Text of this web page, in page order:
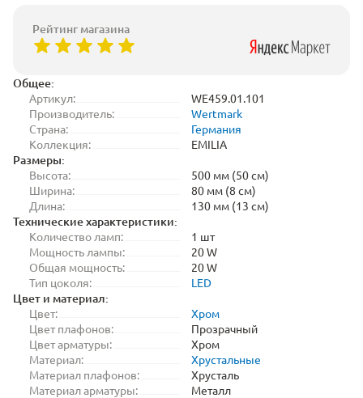
Общее:
Артикул:
WE459.01.101
Производитель:
Wertmark
Страна:
Германия
Коллекция:
EMILIA
Размеры:
Высота:
500 мм (50 см)
Ширина:
80 мм (8 см)
Длина:
130 мм (13 см)
Технические характеристики:
Количество ламп:
1 шт
Мощность лампы:
20 W
Общая мощность:
20 W
Тип цоколя:
LED
Цвет и материал:
Цвет:
Хром
Цвет плафонов:
Прозрачный
Цвет арматуры:
Хром
Материал:
Хрустальные
Материал плафонов:
Хрусталь
Материал арматуры:
Металл
Рейтинг магазина